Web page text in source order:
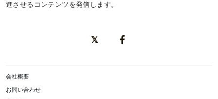
進させるコンテンツを発信します。
会社概要
お問い合わせ